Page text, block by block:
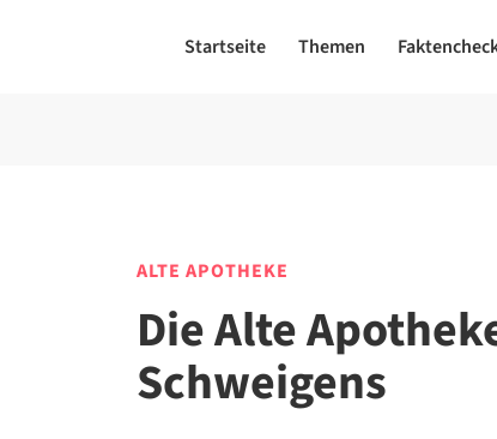
Startseite Themen
ALTE APOTHEKE
Die Alte
Schweigens